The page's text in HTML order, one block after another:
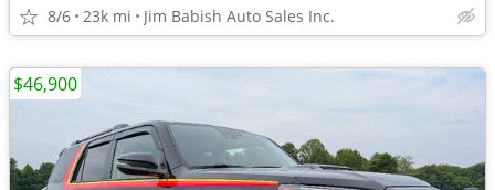
8/6 23k mi Jim Babish Auto Sales Inc.
$46,900